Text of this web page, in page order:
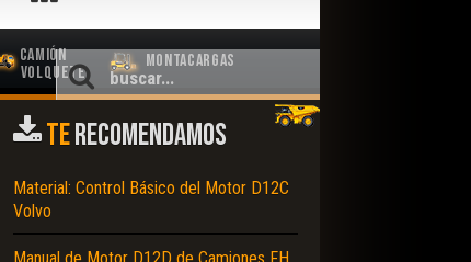
Camión
Volquete
Montacargas
TERECOMENDAMOS
Material: Control Básico del Motor D12C
Volvo